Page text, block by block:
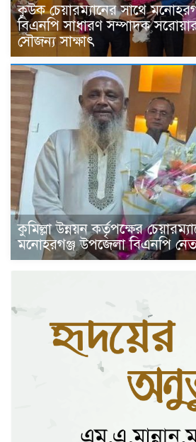
কুউক চেয়ারম্যানের সাথে
বিএনপি সাধারণ সম্পাদক
সৌজন্য সাক্ষাৎ
কুমিল্লা উন্নয়ন কর্তৃপক্ষের
মনোহরগঞ্জ উপজেলা বিএনপি